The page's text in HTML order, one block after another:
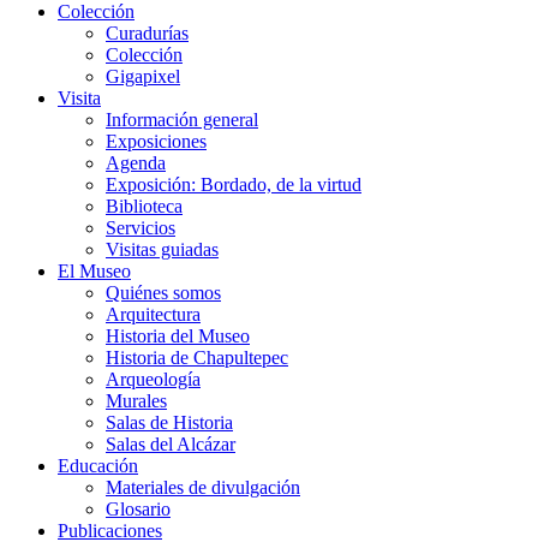
Colección
Curadurías
Colección
Gigapixel
Visita
Información general
Exposiciones
Agenda
Exposición: Bordado, de la virtud
Biblioteca
Servicios
Visitas guiadas
El Museo
Quiénes somos
Arquitectura
Historia del Museo
Historia de Chapultepec
Arqueología
Murales
Salas de Historia
Salas del Alcázar
Educación
Materiales de divulgación
Glosario
Publicaciones